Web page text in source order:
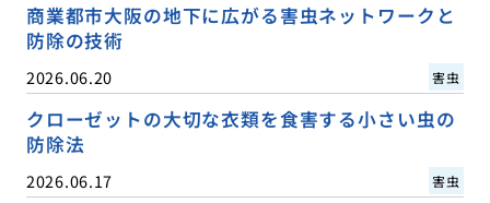
商業都市大阪の地下に広がる害虫ネットワークと
防除の技術
2026.06.20 害虫
クローゼットの大切な衣類を食害する小さい虫の
防除法
2026.06.17 害虫